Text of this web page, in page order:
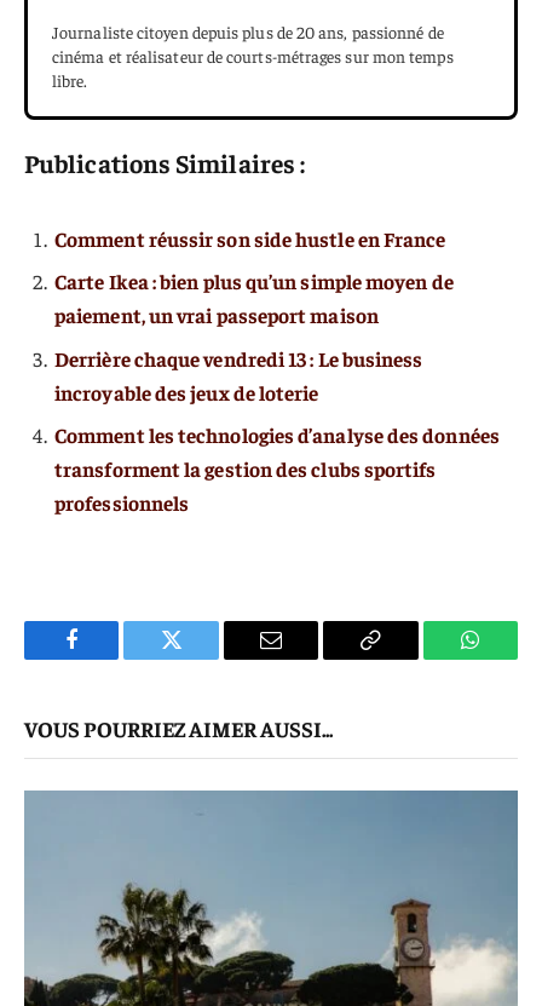
Journaliste citoyen depuis plus de 20 ans, passionné de
cinéma et réalisateur de courts-métrages sur mon temps
libre.
Publications Similaires :
Comment réussir son side hustle en France
Carte Ikea : bien plus qu’un simple moyen de
paiement, un vrai passeport maison
Derrière chaque vendredi 13 : Le business
incroyable des jeux de loterie
Comment les technologies d’analyse des données
transforment la gestion des clubs sportifs
professionnels
Facebook Twitter
E-
Copier
VOUS POURRIEZ AIMER AUSSI...